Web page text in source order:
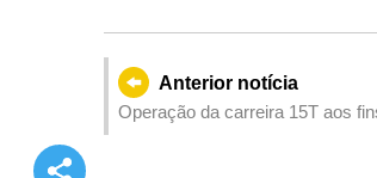
Anterior notícia
Operação da carreira 15T aos